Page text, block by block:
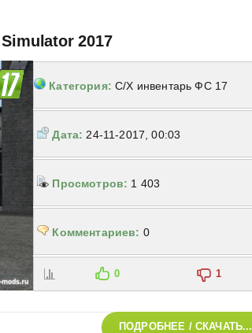
2017
Категория: С/Х инвентарь ФС 17
Дата: 24-11-2017, 00:03
Просмотров: 1 403
Комментариев: 0
0 1
ПОДРОБНЕЕ / СКАЧАТЬ...